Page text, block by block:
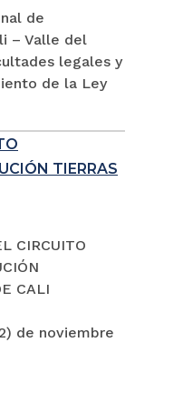
de
– Valle del
legales y
de la Ley
TIERRAS
CIRCUITO
CALI
de noviembre